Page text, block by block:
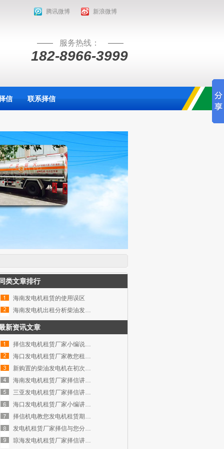
腾讯微博 新浪微博
服务热线：
182-8966-3999
信 联系择信
同类文章排行
海南发电机租赁的使用误区
海南发电机出租分析柴油发电机组故
新资讯文章
择信发电机租赁厂家小编说说发电机
海口发电机租赁厂家教您租赁发电机
新购置的柴油发电机在初次安装调试
海南发电机租赁厂家择信讲讲柴油发
三亚发电机租赁厂家择信讲讲柴油发
海口发电机租赁厂家小编讲讲发电机
择信机电教您发电机租赁期间如何确
发电机租赁厂家择信与您分享发电机
琼海发电机租赁厂家择信讲讲如何应